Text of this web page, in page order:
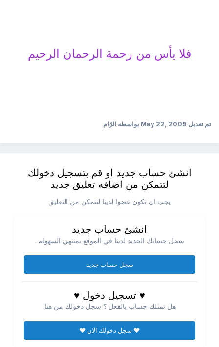
فلا يأس من رحمة الرحمان الرحيم
تم تعديلMay 22, 2009بواسطه الرّام
انشئ حساب جديد او قم بتسجيل دخولك
لتتمكن من اضافه تعليق جديد
يجب ان تكون عضوا لدينا لتتمكن من التعليق
انشئ حساب جديد
سجل حسابك الجديد لدينا في الموقع بمنتهي السهوله .
سجل حساب جديد
♥ تسجيل دخول ♥
هل تمتلك حساب بالفعل ؟ سجل دخولك من هنا.
♥ سجل دخولك الان ♥